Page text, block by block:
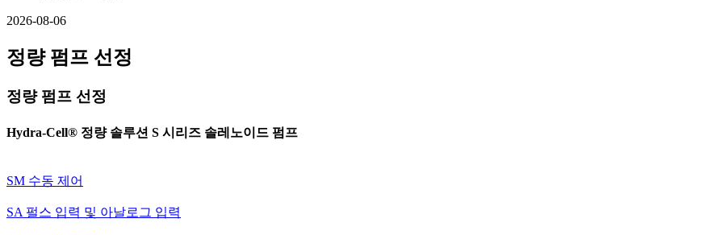
2026-08-06
정량 펌프 선정
정량 펌프 선정
Hydra-Cell® 정량 솔루션 S 시리즈 솔레노이드 펌프
SM 수동 제어
SA 펄스 입력 및 아날로그 입력